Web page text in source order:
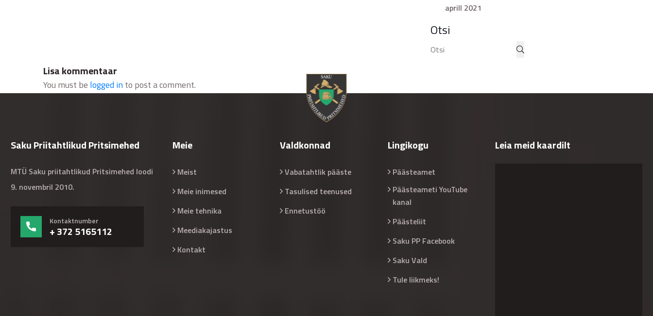
aprill 2021
Otsi
Lisa kommentaar
You must be logged into post a comment.
Saku Priitahtlikud Pritsimehed
MTÜ Saku priitahtlikud Pritsimehed loodi
9. novembril 2010.
Kontaktnumber
+ 372 5165112
Meie
Meist
Meie inimesed
Meie tehnika
Meediakajastus
Kontakt
Valdkonnad
Vabatahtlik pääste
Tasulised teenused
Ennetustöö
Lingikogu
Päästeamet
Päästeameti YouTube
kanal
Päästeliit
Saku PP Facebook
Saku Vald
Tule liikmeks!
Leia meid kaardilt